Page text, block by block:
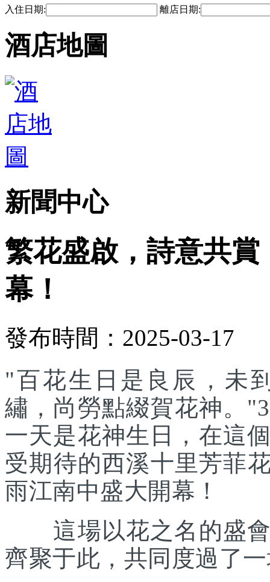
入住日期: 離店日期:
酒店地圖
新聞中心
繁花盛啟，詩意共
幕！
發布時間：2025-03-17
"百花生日是良辰，未
繡，尚勞點綴賀花神。
一天是花神生日，在這
受期待的西溪十里芳菲
雨江南中盛大開幕！
這場以花之名的盛會
齊聚于此，共同度過了